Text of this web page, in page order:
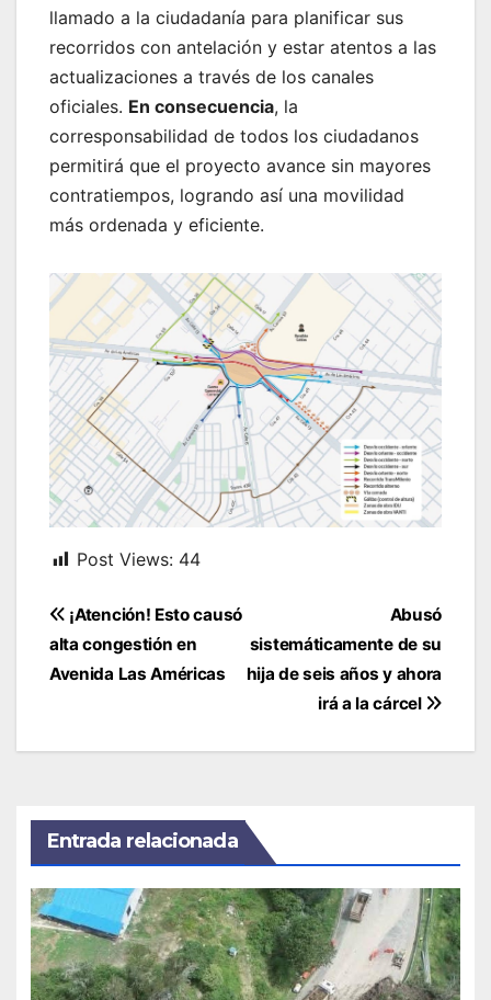
llamado a la ciudadanía para planificar sus
recorridos con antelación y estar atentos a las
actualizaciones a través de los canales
oficiales. En consecuencia, la
corresponsabilidad de todos los ciudadanos
permitirá que el proyecto avance sin mayores
contratiempos, logrando así una movilidad
más ordenada y eficiente.
Post Views: 44
Navegación
de
entradas
Abusó
sistemáticamente de su
hija de seis años y ahora
irá a la cárcel
¡Atención! Esto causó
alta congestión en
Avenida Las Américas
Entrada relacionada